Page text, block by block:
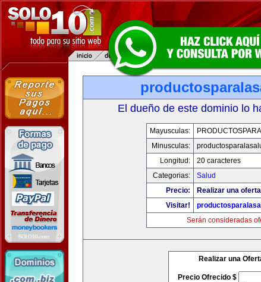
El dueño de este dominio lo
Mayusculas:
Minusculas:
Longitud:
20 caracteres
Categorias:
Salud
Precio:
Realizar una
Visitar!
Serán consideradas
Realizar una
Precio Ofrecido $